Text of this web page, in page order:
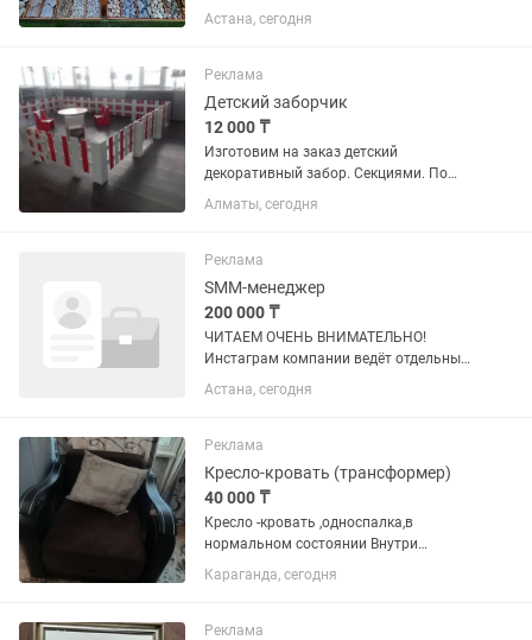
крошка, мраморная галька, Цветные
камни, Морская галька, речная галька,
кора лиственницы),...
Астана, сегодня
Реклама
Детский заборчик
12 000 ₸
Изготовим на заказ детский
декоративный забор. Секциями. По
вашим размерам. Цвет на выбор
Алматы, сегодня
Реклама
SMM-менеджер
200 000 ₸
ЧИТАЕМ ОЧЕНЬ ВНИМАТЕЛЬНО!
Инстаграм компании ведёт отдельный
SMM-специалист. Ваша задача —
успешно вести TikTok. Обязанности:
продаже декоративной и уходовой...
Астана, сегодня
Реклама
Кресло-кровать (трансформер)
40 000 ₸
Кресло -кровать ,односпалка,в
нормальном состоянии Внутри
шкаф.Цвет -темно-коричневый.С
декоративной подушкой.Майкудук 17.
Караганда, сегодня
Реклама